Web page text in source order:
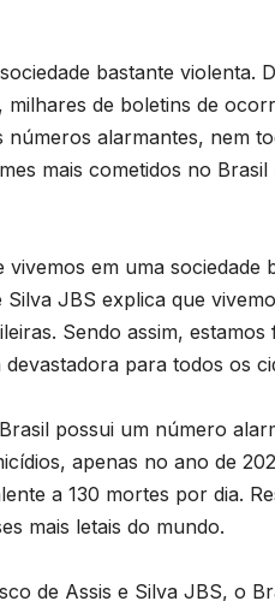
bastante violenta.
de boletins de
alarmantes, nem
mais cometidos no Brasil
em uma sociedade
JBS explica que
Sendo assim, estamos
para todos os
possui um número
apenas no ano de
a 130 mortes por dia.
mais letais do mundo.
de Assis e Silva JBS, o